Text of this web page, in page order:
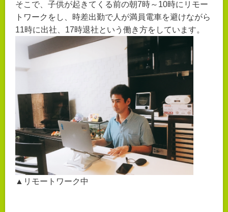
そこで、子供が起きてくる前の朝7時～10時にリモー
トワークをし、時差出勤で人が満員電車を避けながら
11時に出社、17時退社という働き方をしています。
▲リモートワーク中